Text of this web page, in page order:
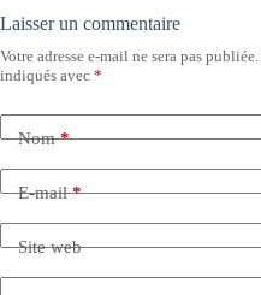
Laisser un commentaire
Votre adresse e-mail ne sera pas publiée.
indiqués avec *
Nom*
E-mail*
Site web